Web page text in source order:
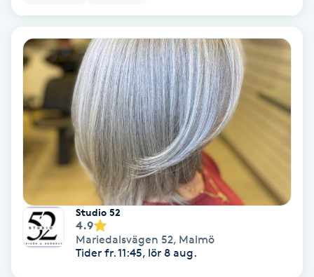
Melasma
Mesoterapi
MicroPen
Microshading
Mixfransar Studio 52
4.9
Mariedalsvägen 52, Malmö
Tider fr. 11:45, lör 8 aug.